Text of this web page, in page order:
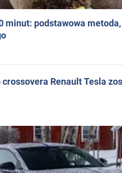
minut: podstawowa
Renault Tesla